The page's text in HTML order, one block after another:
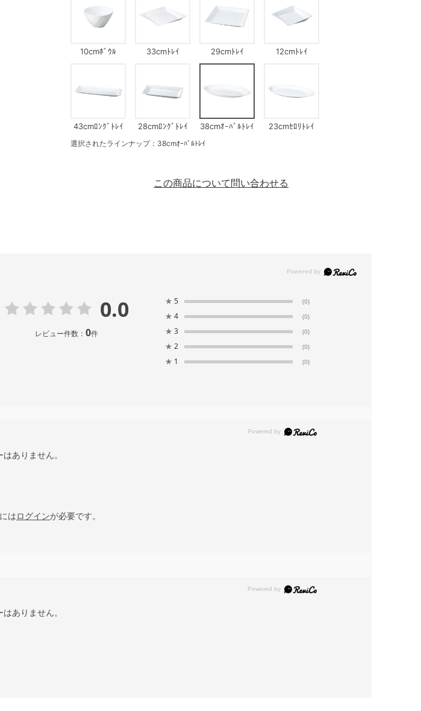
10cmﾎﾞｳﾙ 33cmﾄﾚｲ 29cmﾄﾚｲ 12cmﾄﾚｲ
43cmﾛﾝｸﾞﾄﾚｲ 28cmﾛﾝｸﾞﾄﾚｲ 38cmｵｰﾊﾞﾙﾄﾚｲ 23cmｾﾛﾘﾄﾚｲ
選択されたラインナップ：38cmｵｰﾊﾞﾙﾄﾚｲ
この商品について問い合わせる
0.0
レビュー件数： 0件
★ 5 (0)
★ 4 (0)
★ 3 (0)
★ 2 (0)
★ 1 (0)
はありません。
はログインが必要です。
はありません。